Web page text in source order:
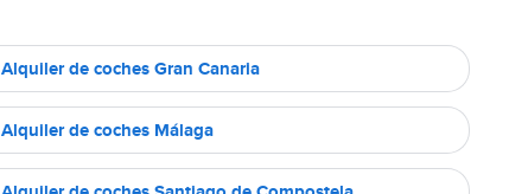
Alquiler de coches Gran Canaria
Alquiler de coches Málaga